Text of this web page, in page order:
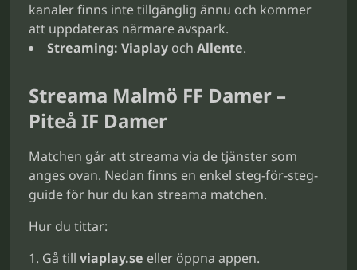
kanaler finns inte tillgänglig ännu och kommer
att uppdateras närmare avspark.
Streaming: Viaplay och Allente.
Streama Malmö FF Damer –
Piteå IF Damer
Matchen går att streama via de tjänster som
anges ovan. Nedan finns en enkel steg-för-steg-
guide för hur du kan streama matchen.
Hur du tittar:
Gå till viaplay.se eller öppna appen.